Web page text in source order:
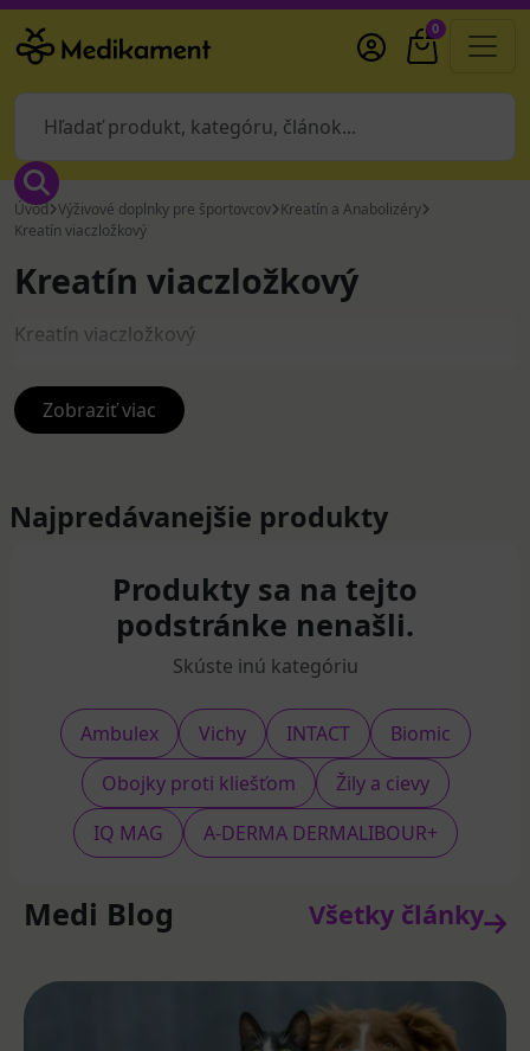
0
Úvod Výživové doplnky pre športovcov Kreatín a Anabolizéry
Kreatín viaczložkový
Kreatín viaczložkový
Kreatín viaczložkový
Zobraziť viac
Najpredávanejšie produkty
Produkty sa na tejto
podstránke nenašli.
Skúste inú kategóriu
Ambulex Vichy INTACT
Biomic
Obojky proti kliešťom
Žily a cievy
IQ MAG
A-DERMA DERMALIBOUR+
Medi Blog Všetky články